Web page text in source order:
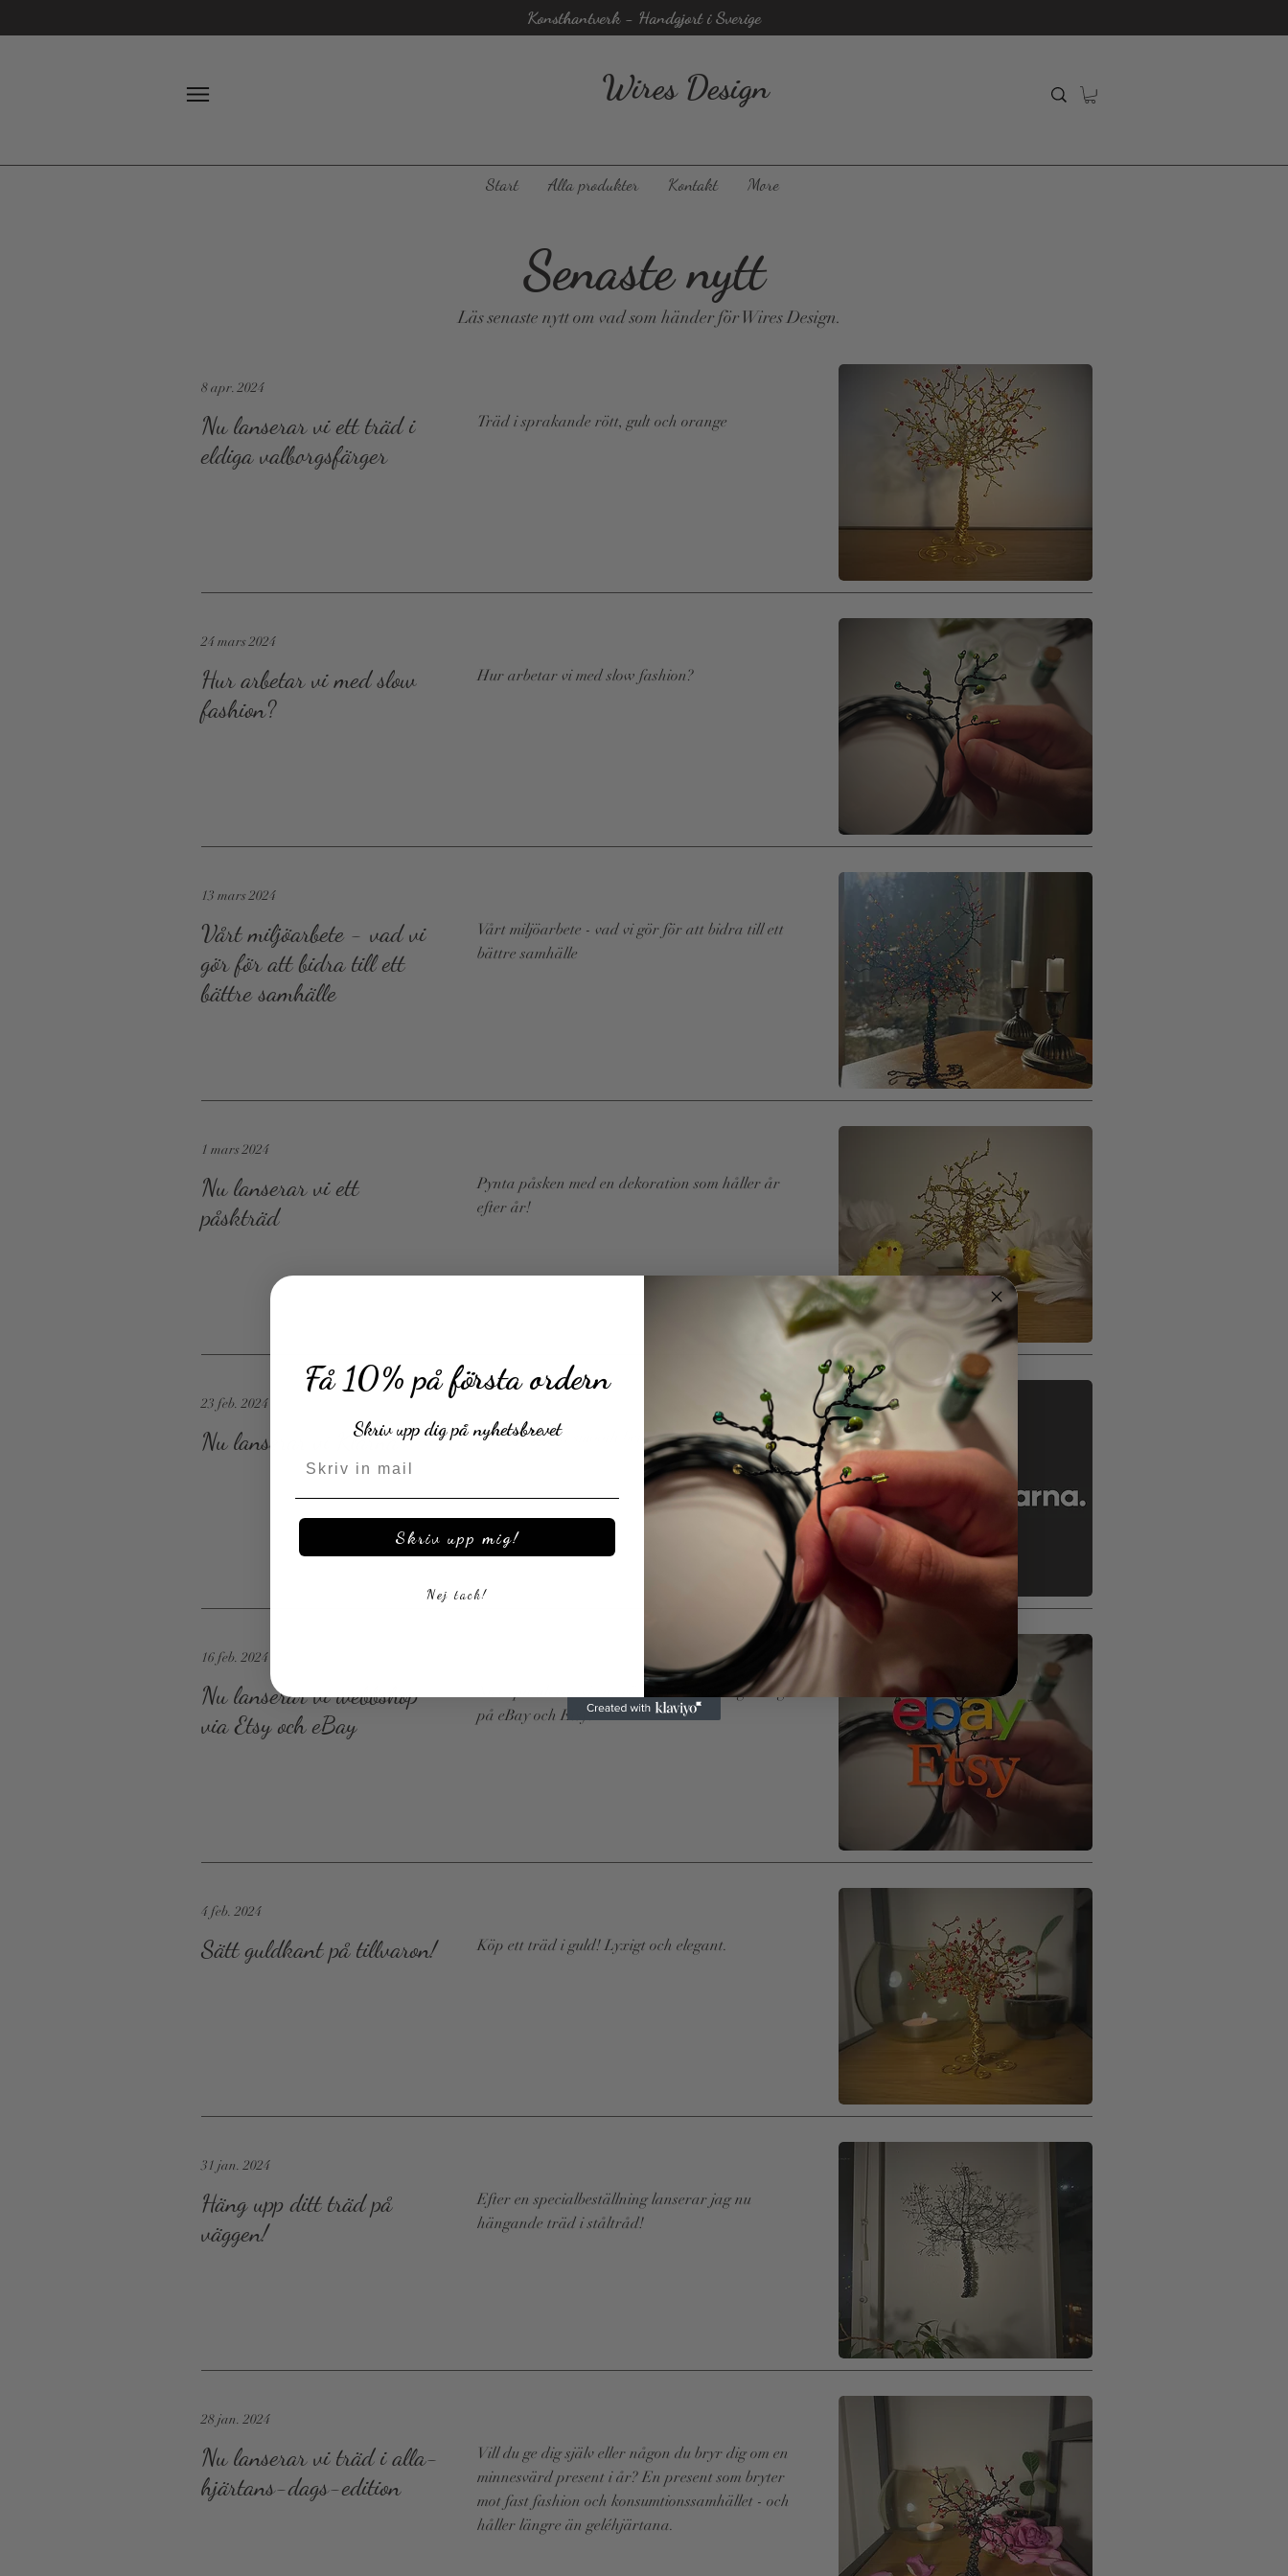
Konsthantverk - Handgjort i Sverige
Wires Design
Start Alla produkter Kontakt More
Senaste nytt
Läs senaste nytt om vad som händer för Wires Design.
8 apr. 2024
Nu lanserar vi ett träd i
eldiga valborgsfärger
Träd i sprakande rött, gult och orange
24 mars 2024
Hur arbetar vi med slow
fashion?
Hur arbetar vi med slow fashion?
13 mars 2024
Vårt miljöarbete - vad vi
gör för att bidra till ett
bättre samhälle
Vårt miljöarbete - vad vi gör för att bidra till ett
bättre samhälle
1 mars 2024
Nu lanserar vi ett
påskträd
Pynta påsken med en dekoration som håller år
efter år!
23 feb. 2024
Nu lanserar vi Klarna Nu lanserar vi smooth betalningar via Klarna!
Read More
16 feb. 2024
Nu lanserar vi webbshop
via Etsy och eBay
Nu expanderar vi vår räckvidd med integrering
på eBay och Etsy!
4 feb. 2024
Sätt guldkant på tillvaron! Köp ett träd i guld! Lyxigt och elegant.
31 jan. 2024
Häng upp ditt träd på
väggen!
Efter en specialbeställning lanserar jag nu
hängande träd i ståltråd!
28 jan. 2024
Nu lanserar vi träd i alla-
hjärtans-dags-edition
Vill du ge dig själv eller någon du bryr dig om en
minnesvärd present i år? En present som bryter
mot fast fashion och konsumtionssamhället - och
håller längre än geléhjärtana.
Få 10% på första ordern
Skriv upp dig på nyhetsbrevet
Skriv upp mig!
Nej tack!